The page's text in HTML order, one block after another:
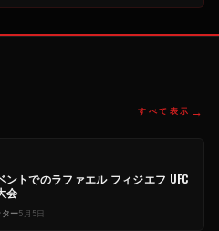
すべて表示 →
ントでのラファエル フィジエフ UFC
会
ー5月5日